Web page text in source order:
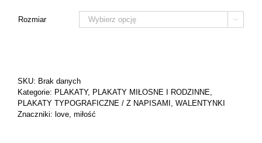
89,00 zł
Rozmiar 
SKU: Brak danych
Kategorie: PLAKATY, PLAKATY MIŁOSNE I RODZINNE,
PLAKATY TYPOGRAFICZNE / Z NAPISAMI , WALENTYNKI
Znaczniki: love, miłość